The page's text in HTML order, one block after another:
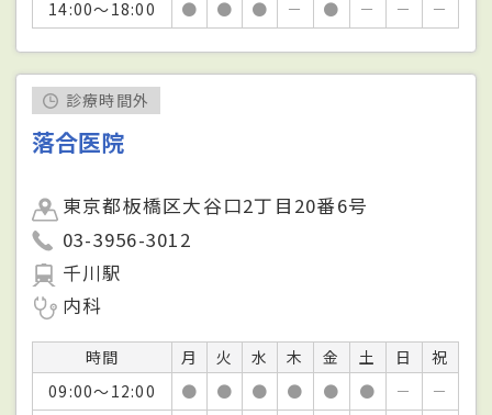
14:00～18:00
● ● ● － ● － － －
診療時間外
落合医院
東京都板橋区大谷口2丁目20番6号
03-3956-3012
千川駅
内科
時間 月 火 水 木 金 土 日
祝
09:00～12:00
● ● ● ● ● ● －
－